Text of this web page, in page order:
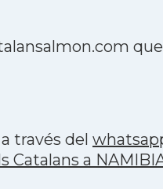
través del
Catalans a